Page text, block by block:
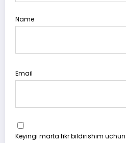
Name
Email
Keyingi marta fikr bildirishim